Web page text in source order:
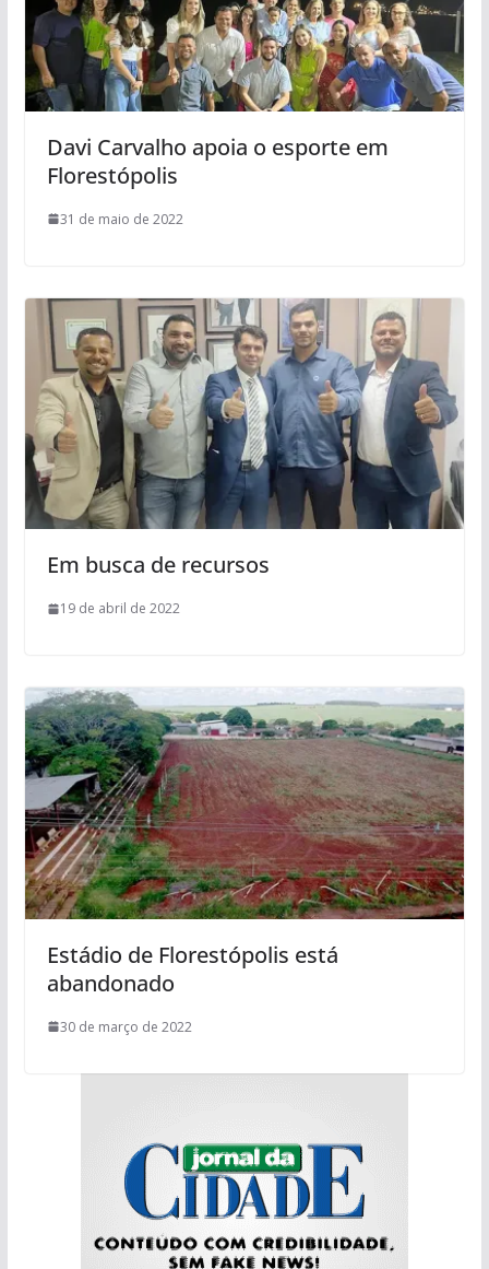
Davi Carvalho apoia o esporte em
Florestópolis
31 de maio de 2022
Em busca de recursos
19 de abril de 2022
Estádio de Florestópolis está
abandonado
30 de março de 2022